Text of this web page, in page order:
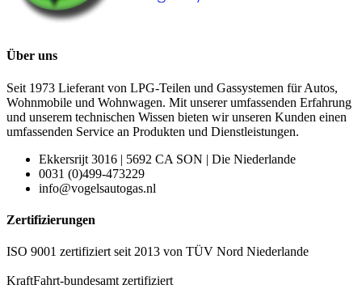
Über uns
Seit 1973 Lieferant von LPG-Teilen und Gassystemen für Autos,
Wohnmobile und Wohnwagen. Mit unserer umfassenden Erfahrung
und unserem technischen Wissen bieten wir unseren Kunden einen
umfassenden Service an Produkten und Dienstleistungen.
Ekkersrijt 3016 | 5692 CA SON | Die Niederlande
0031 (0)499-473229
info@vogelsautogas.nl
Zertifizierungen
ISO 9001 zertifiziert seit 2013 von TÜV Nord Niederlande
KraftFahrt-bundesamt zertifiziert